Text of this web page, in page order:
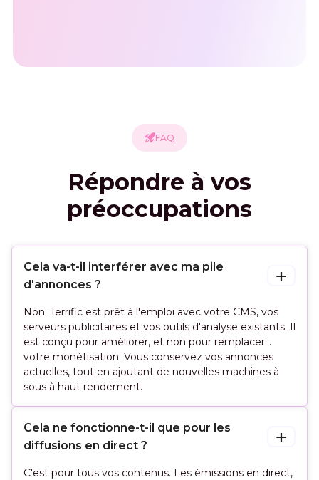
FAQ
Répondre à vos
préoccupations
Cela va-t-il interférer avec ma pile
d'annonces ?
Non. Terrific est prêt à l'emploi avec votre CMS, vos
serveurs publicitaires et vos outils d'analyse existants. Il
est conçu pour améliorer, et non pour remplacer...
votre monétisation. Vous conservez vos annonces
actuelles, tout en ajoutant de nouvelles machines à
sous à haut rendement.
Cela ne fonctionne-t-il que pour les
diffusions en direct ?
C'est pour tous vos contenus. Les émissions en direct,